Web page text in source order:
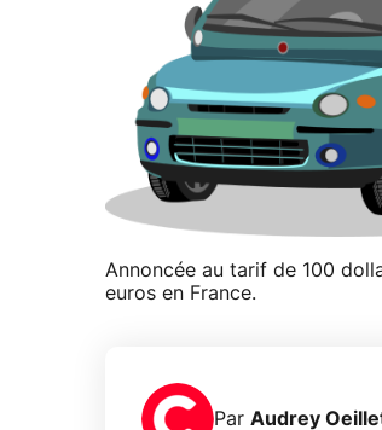
Annoncée au tarif de 100
euros en France.
Par Audrey